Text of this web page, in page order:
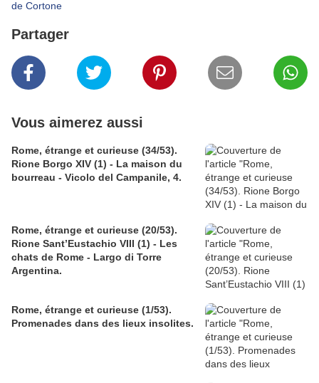
de Cortone
Partager
Vous aimerez aussi
Rome, étrange et curieuse (34/53).
Rione Borgo XIV (1) - La maison du
bourreau - Vicolo del Campanile, 4.
Rome, étrange et curieuse (20/53).
Rione Sant’Eustachio VIII (1) - Les
chats de Rome - Largo di Torre
Argentina.
Rome, étrange et curieuse (1/53).
Promenades dans des lieux insolites.